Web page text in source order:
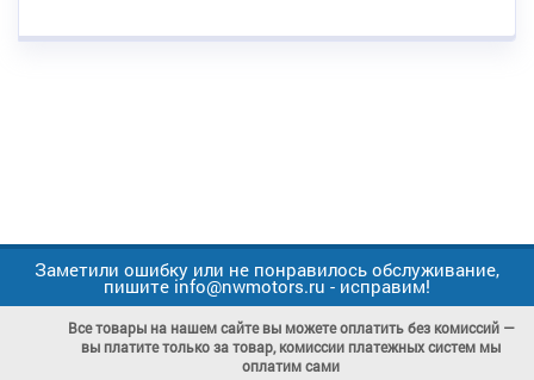
Заметили ошибку или не понравилось обслуживание,
пишите info@nwmotors.ru - исправим!
Все товары на нашем сайте вы можете оплатить без комиссий —
вы платите только за товар, комиссии платежных систем мы
оплатим сами